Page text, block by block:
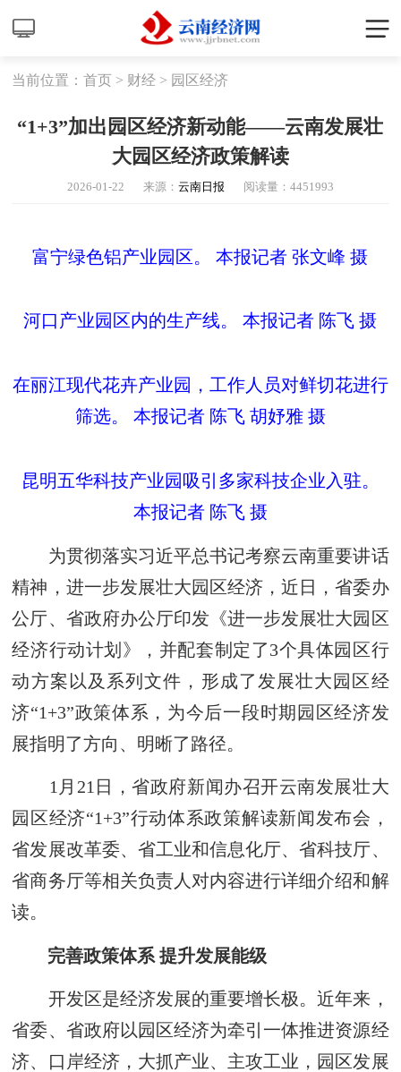
当前位置：首页 > 财经 > 园区经济
“1+3”加出园区经济新动能——云南发展壮
大园区经济政策解读
2026-01-22 来源： 云南日报 阅读量： 4451993
富宁绿色铝产业园区。 本报记者 张文峰 摄
河口产业园区内的生产线。 本报记者 陈飞 摄
在丽江现代花卉产业园，工作人员对鲜切花进行
筛选。 本报记者 陈飞 胡妤雅 摄
昆明五华科技产业园吸引多家科技企业入驻。
本报记者 陈飞 摄
为贯彻落实习近平总书记考察云南重要讲话
精神，进一步发展壮大园区经济，近日，省委办
公厅、省政府办公厅印发《进一步发展壮大园区
经济行动计划》，并配套制定了3个具体园区行
动方案以及系列文件，形成了发展壮大园区经
济“1+3”政策体系，为今后一段时期园区经济发
展指明了方向、明晰了路径。
1月21日，省政府新闻办召开云南发展壮大
园区经济“1+3”行动体系政策解读新闻发布会，
省发展改革委、省工业和信息化厅、省科技厅、
省商务厅等相关负责人对内容进行详细介绍和解
读。
完善政策体系 提升发展能级
开发区是经济发展的重要增长极。近年来，
省委、省政府以园区经济为牵引一体推进资源经
济、口岸经济，大抓产业、主攻工业，园区发展